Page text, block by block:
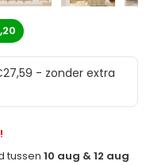
- zonder extra
tussen10 aug & 12 aug